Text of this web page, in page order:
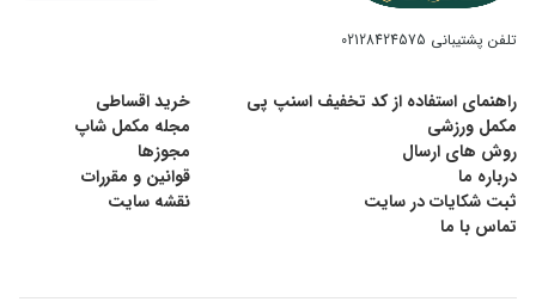
تلفن پشتیبانی 02128424575
راهنمای استفاده از کد تخفیف اسنپ پی
خرید اقساطی
مکمل ورزشی
مجله مکمل شاپ
روش های ارسال
مجوزها
درباره ما
قوانین و مقررات
ثبت شکایات در سایت
نقشه سایت
تماس با ما